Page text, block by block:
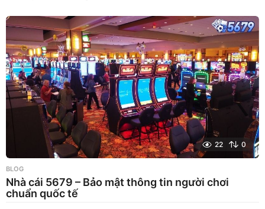
ă
m
a
g
o
22 0
BLOG
Nhà cái 5679 – Bảo mật thông tin người chơi
chuẩn quốc tế